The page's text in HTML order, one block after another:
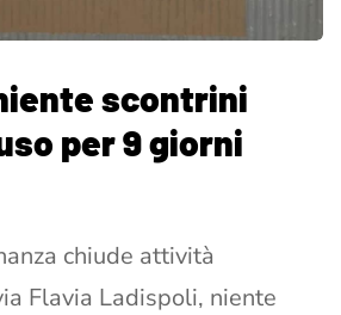
scontrini
per 9 giorni
chiude attività
Flavia Ladispoli, niente